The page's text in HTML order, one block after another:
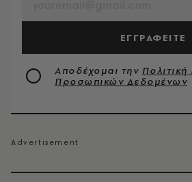
ΕΓΓΡΑΦΕΙΤΕ
Αποδέχομαι την
Προσωπικών Δεδομένων